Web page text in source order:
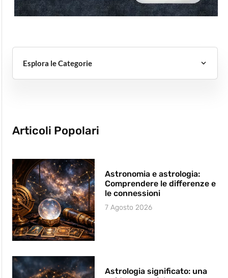
Esplora le Categorie
Articoli Popolari
Astronomia e astrologia:
Comprendere le differenze e
le connessioni
7 Agosto 2026
Astrologia significato: una